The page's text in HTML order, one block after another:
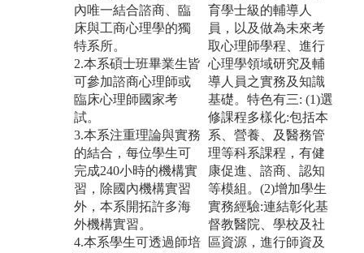
內唯一結合諮商、臨
床與工商心理學的獨
特系所。
2.本系碩士班畢業生皆
可參加諮商心理師或
臨床心理師國家考
試。
3.本系注重理論與實務
的結合，每位學生可
完成240小時的機構實
習，除國內機構實習
外，本系開拓許多海
外機構實習。
4.本系學生可透過師培
育學士級的輔導人
員，以及做為未來考
取心理師學程、進行
心理學領域研究及輔
導人員之實務及知識
基礎。特色有三: (1)選
修課程多樣化:包括本
系、營養、及醫務管
理等科系課程，有健
康促進、諮商、認知
等模組。(2)增加學生
實務經驗:連結彰化基
督教醫院、學校及社
區資源，進行師資及